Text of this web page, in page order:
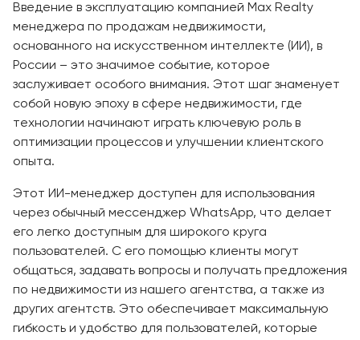
Введение в эксплуатацию компанией Max Realty
менеджера по продажам недвижимости,
основанного на искусственном интеллекте (ИИ), в
России – это значимое событие, которое
заслуживает особого внимания. Этот шаг знаменует
собой новую эпоху в сфере недвижимости, где
технологии начинают играть ключевую роль в
оптимизации процессов и улучшении клиентского
опыта.
Этот ИИ-менеджер доступен для использования
через обычный мессенджер WhatsApp, что делает
его легко доступным для широкого круга
пользователей. С его помощью клиенты могут
общаться, задавать вопросы и получать предложения
по недвижимости из нашего агентства, а также из
других агентств. Это обеспечивает максимальную
гибкость и удобство для пользователей, которые